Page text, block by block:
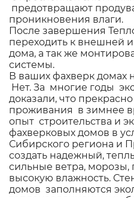
предотвращают
проникновения влаги.
После завершения
переходить к внешней
дома, а так же
системы.
В ваших фахверк домах
Нет. За многие годы
доказали, что
проживания в зимнее
опыт строительства и
фахверковых домов в
Сибирского региона и
создать надежный,
сильные ветра,
высокую влажность.
домов заполняются